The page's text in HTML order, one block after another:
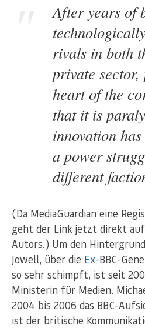
After years of
rivals in both
private
heart of the
that it is
innovation
a power
different
(Da MediaGuardian eine
geht der Link jetzt direkt auf
Autors.) Um den
Jowell, über die Ex-BBC-
so sehr schimpft, ist seit
Ministerin für Medien.
2004 bis 2006 das BBC-
ist der britische